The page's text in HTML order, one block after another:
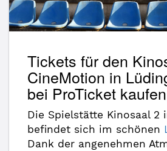
Tickets für den
CineMotion in
bei ProTicket kaufen
Die Spielstätte Kinosaal 2
befindet sich im schönen
Dank der angenehmen